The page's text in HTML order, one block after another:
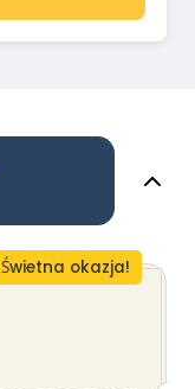
Świetna okazja!